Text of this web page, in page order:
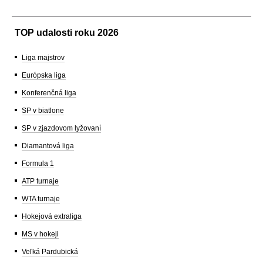
TOP udalosti roku 2026
Liga majstrov
Európska liga
Konferenčná liga
SP v biatlone
SP v zjazdovom lyžovaní
Diamantová liga
Formula 1
ATP turnaje
WTA turnaje
Hokejová extraliga
MS v hokeji
Veľká Pardubická